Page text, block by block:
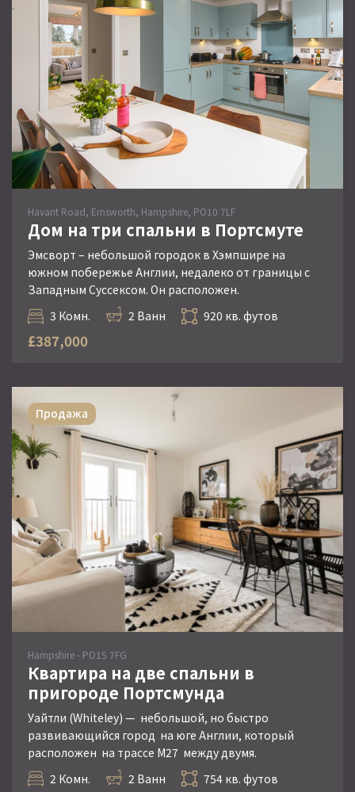
Havant Road, Emsworth, Hampshire, PO10 7LF
Дом на три спальни в Портсмуте
Эмсворт – небольшой городок в Хэмпшире на
южном побережье Англии, недалеко от границы с
Западным Суссексом. Он расположен.
3 Комн.
2 Ванн 920 кв. футов
£387,000
Продажа
Hampshire - PO15 7FG
Квартира на две спальни в
пригороде Портсмунда
Уайтли (Whiteley) — небольшой, но быстро
развивающийся город на юге Англии, который
расположен на трассе М27 между двумя.
2 Комн.
2 Ванн 754 кв. футов